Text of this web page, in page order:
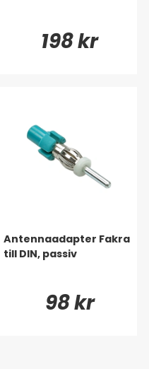
198 kr
Antennaadapter Fakra
till DIN, passiv
98 kr